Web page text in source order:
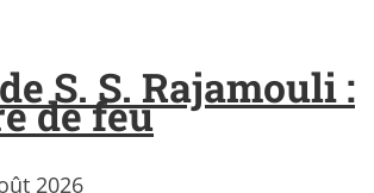
S. S. Rajamouli :
de feu
2026